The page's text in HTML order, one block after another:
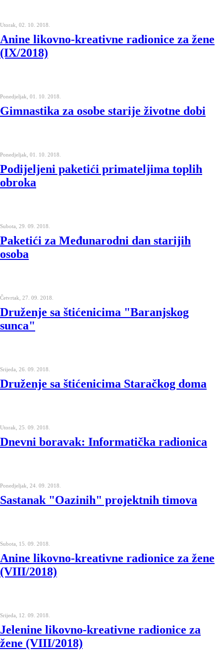
Utorak, 02. 10. 2018.
Anine likovno-kreativne radionice za žene
(IX/2018)
Ponedjeljak, 01. 10. 2018.
Gimnastika za osobe starije životne dobi
Ponedjeljak, 01. 10. 2018.
Podijeljeni paketići primateljima toplih
obroka
Subota, 29. 09. 2018.
Paketići za Međunarodni dan starijih
osoba
Četvrtak, 27. 09. 2018.
Druženje sa štićenicima "Baranjskog
sunca"
Srijeda, 26. 09. 2018.
Druženje sa štićenicima Staračkog doma
Utorak, 25. 09. 2018.
Dnevni boravak: Informatička radionica
Ponedjeljak, 24. 09. 2018.
Sastanak "Oazinih" projektnih timova
Subota, 15. 09. 2018.
Anine likovno-kreativne radionice za žene
(VIII/2018)
Srijeda, 12. 09. 2018.
Jelenine likovno-kreativne radionice za
žene (VIII/2018)